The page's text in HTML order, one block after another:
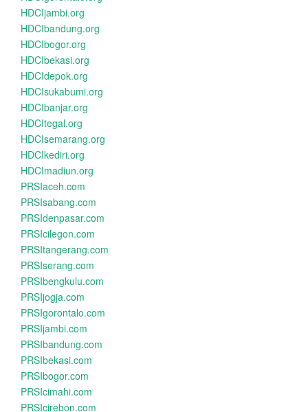
HDCIjambi.org
HDCIbandung.org
HDCIbogor.org
HDCIbekasi.org
HDCIdepok.org
HDCIsukabumi.org
HDCIbanjar.org
HDCItegal.org
HDCIsemarang.org
HDCIkediri.org
HDCImadiun.org
PRSIaceh.com
PRSIsabang.com
PRSIdenpasar.com
PRSIcilegon.com
PRSItangerang.com
PRSIserang.com
PRSIbengkulu.com
PRSIjogja.com
PRSIgorontalo.com
PRSIjambi.com
PRSIbandung.com
PRSIbekasi.com
PRSIbogor.com
PRSIcimahi.com
PRSIcirebon.com